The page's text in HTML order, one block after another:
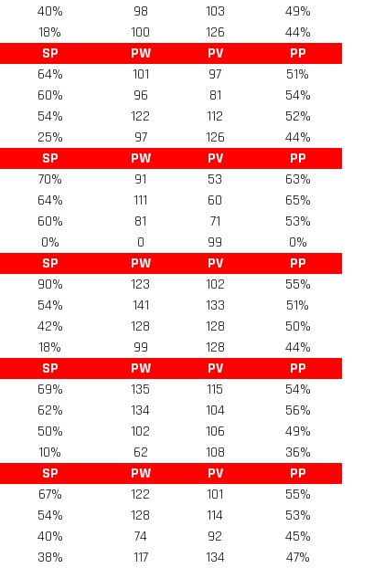
40% 98 103
49%
18% 100 126
44%
SP PW PV
PP
64% 101 97
51%
60% 96 81
54%
54% 122 112
52%
25% 97 126
44%
SP PW PV
PP
70% 91 53
63%
64% 111 60
65%
60% 81 71
53%
0% 0 99
0%
SP PW PV
PP
90% 123 102
55%
54% 141 133
51%
42% 128 128
50%
18% 99 128
44%
SP PW PV
PP
69% 135 115
54%
62% 134 104
56%
50% 102 106
49%
10% 62 108
36%
SP PW PV
PP
67% 122 101
55%
54% 128 114
53%
40% 74 92
45%
38% 117 134 47%